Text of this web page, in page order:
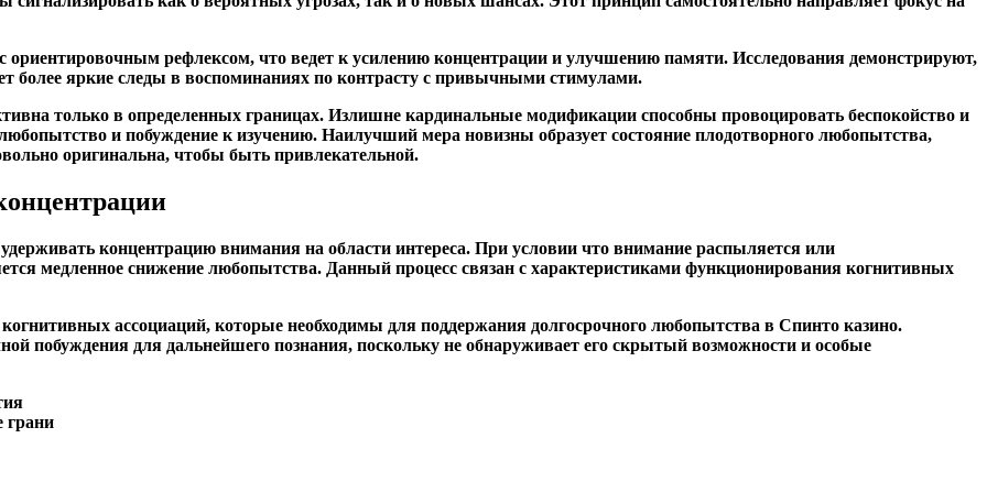
ориентировочным рефлексом, что ведет к усилению концентрации и улучшению памяти. Исследования демонстрируют,
более яркие следы в воспоминаниях по контрасту с привычными стимулами.
только в определенных границах. Излишне кардинальные модификации способны провоцировать беспокойство и
и побуждение к изучению. Наилучший мера новизны образует состояние плодотворного любопытства,
оригинальна, чтобы быть привлекательной.
концентрацию внимания на области интереса. При условии что внимание распыляется или
медленное снижение любопытства. Данный процесс связан с характеристиками функционирования когнитивных
ассоциаций, которые необходимы для поддержания долгосрочного любопытства в Спинто казино.
побуждения для дальнейшего познания, поскольку не обнаруживает его скрытый возможности и особые
грани